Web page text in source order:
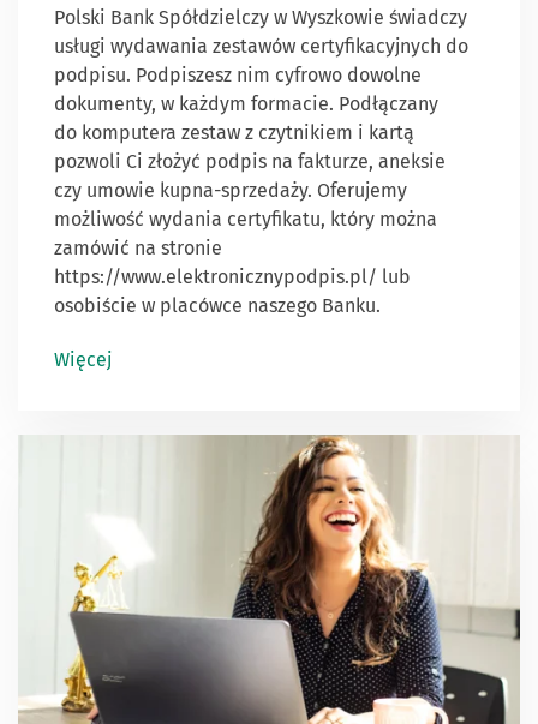
Polski Bank Spółdzielczy w Wyszkowie świadczy
usługi wydawania zestawów certyfikacyjnych do
podpisu. Podpiszesz nim cyfrowo dowolne
dokumenty, w każdym formacie. Podłączany
do komputera zestaw z czytnikiem i kartą
pozwoli Ci złożyć podpis na fakturze, aneksie
czy umowie kupna-sprzedaży. Oferujemy
możliwość wydania certyfikatu, który można
zamówić na stronie
https://www.elektronicznypodpis.pl/ lub
osobiście w placówce naszego Banku.
Więcej